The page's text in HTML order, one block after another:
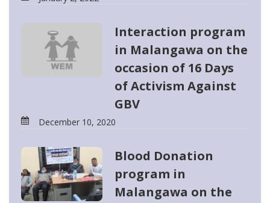
Interaction program
in Malangawa on the
occasion of 16 Days
of Activism Against
GBV
December 10, 2020
Blood Donation
program in
Malangawa on the